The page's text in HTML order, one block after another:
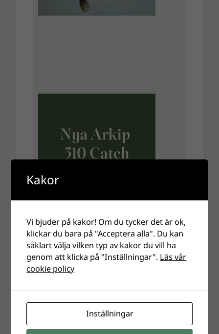
Kakor
Vi bjuder på kakor! Om du tycker det är ok,
klickar du bara på "Acceptera alla". Du kan
såklart välja vilken typ av kakor du vill ha
genom att klicka på "Inställningar". Läs vår
cookie policy
Inställningar